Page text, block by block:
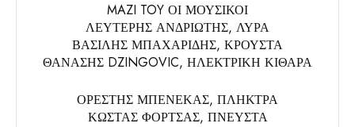
MAZI TOY ΟΙ ΜΟΥΣΙΚΟΙ
ΛΕΥΤΕΡΗΣ ΑΝΔΡΙΩΤΗΣ, ΛΥΡΑ
ΒΑΣΙΛΗΣ ΜΠΑΧΑΡΙΔΗΣ, ΚΡΟΥΣΤΑ
ΘΑΝΑΣΗΣ DZINGOVIC, ΗΛΕΚΤΡΙΚΗ ΚΙΘΑΡΑ
ΟΡΕΣΤΗΣ ΜΠΕΝΕΚΑΣ, ΠΛΗΚΤΡΑ
ΚΩΣΤΑΣ ΦΟΡΤΣΑΣ, ΠΝΕΥΣΤΑ